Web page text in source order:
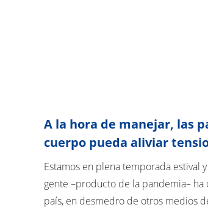
A la hora de manejar, las
cuerpo pueda aliviar
Estamos en plena temporada estival
gente –producto de la pandemia–
país, en desmedro de otros medios